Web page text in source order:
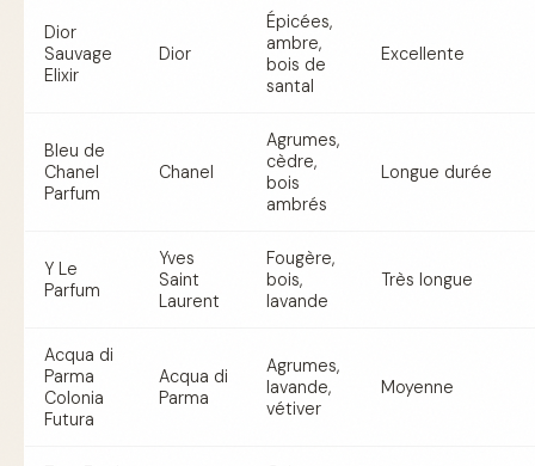
Dior
Sauvage
Elixir
Dior
Épicées,
ambre,
bois de
santal
Excellente
Bleu de
Chanel
Parfum
Chanel
Agrumes,
cèdre,
bois
ambrés
Longue durée
Y Le
Parfum
Yves
Saint
Laurent
Fougère,
bois,
lavande
Très longue
Acqua di
Parma
Colonia
Futura
Acqua di
Parma
Agrumes,
lavande,
vétiver
Moyenne